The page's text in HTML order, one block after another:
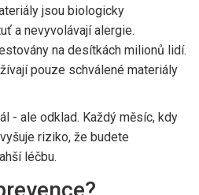
jsou biologicky
a nevyvolávají alergie.
na desítkách milionů lidí.
pouze schválené materiály
- ale odklad. Každý měsíc, kdy
riziko, že budete
léčbu.